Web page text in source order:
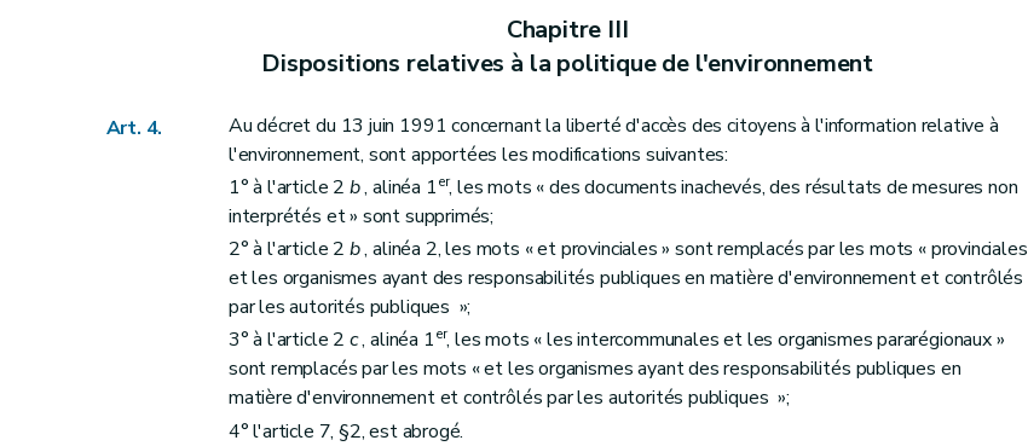
Chapitre III
Dispositions relatives à la politique de l'environnement
Art. 4.
Au décret du 13 juin 1991 concernant la liberté d'accès des citoyens à l'information relative à
l'environnement, sont apportées les modifications suivantes:
1° à l'article 2 b, alinéa 1er, les mots « des documents inachevés, des résultats de mesures non
interprétés et » sont supprimés;
2° à l'article 2 b, alinéa 2, les mots « et provinciales » sont remplacés par les mots « provinciales
et les organismes ayant des responsabilités publiques en matière d'environnement et contrôlés
par les autorités publiques »;
3° à l'article 2 c, alinéa 1er, les mots « les intercommunales et les organismes pararégionaux »
sont remplacés par les mots « et les organismes ayant des responsabilités publiques en
matière d'environnement et contrôlés par les autorités publiques »;
4° l'article 7, §2, est abrogé.